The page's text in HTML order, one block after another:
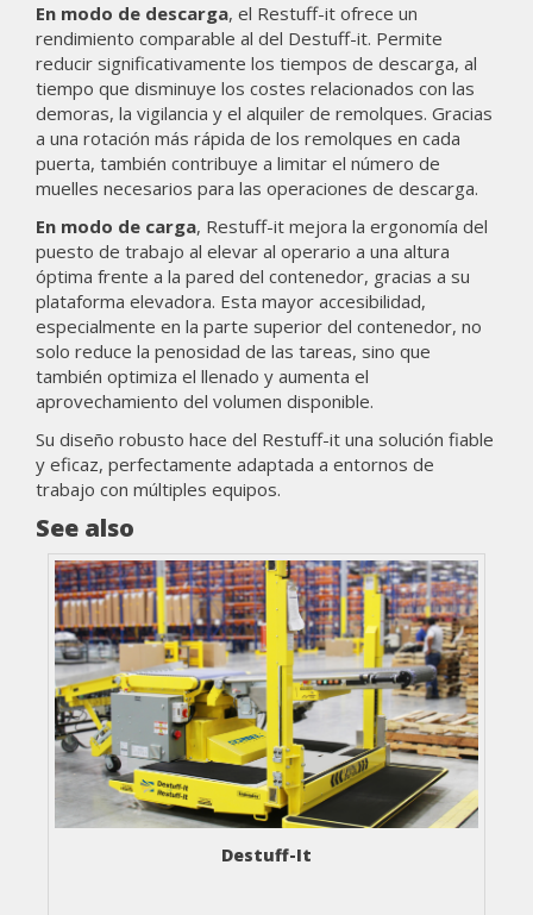
En modo de descarga, el Restuff-it ofrece un
rendimiento comparable al del Destuff-it. Permite
reducir significativamente los tiempos de descarga, al
tiempo que disminuye los costes relacionados con las
demoras, la vigilancia y el alquiler de remolques. Gracias
a una rotación más rápida de los remolques en cada
puerta, también contribuye a limitar el número de
muelles necesarios para las operaciones de descarga.
En modo de carga, Restuff-it mejora la ergonomía del
puesto de trabajo al elevar al operario a una altura
óptima frente a la pared del contenedor, gracias a su
plataforma elevadora. Esta mayor accesibilidad,
especialmente en la parte superior del contenedor, no
solo reduce la penosidad de las tareas, sino que
también optimiza el llenado y aumenta el
aprovechamiento del volumen disponible.
Su diseño robusto hace del Restuff-it una solución fiable
y eficaz, perfectamente adaptada a entornos de
trabajo con múltiples equipos.
See also
Destuff-It